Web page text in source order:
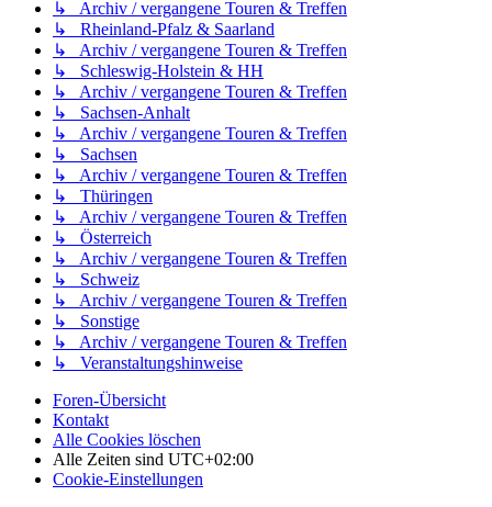
↳ Archiv / vergangene Touren & Treffen
↳ Rheinland-Pfalz & Saarland
↳ Archiv / vergangene Touren & Treffen
↳ Schleswig-Holstein & HH
↳ Archiv / vergangene Touren & Treffen
↳ Sachsen-Anhalt
↳ Archiv / vergangene Touren & Treffen
↳ Sachsen
↳ Archiv / vergangene Touren & Treffen
↳ Thüringen
↳ Archiv / vergangene Touren & Treffen
↳ Österreich
↳ Archiv / vergangene Touren & Treffen
↳ Schweiz
↳ Archiv / vergangene Touren & Treffen
↳ Sonstige
↳ Archiv / vergangene Touren & Treffen
↳ Veranstaltungshinweise
Foren-Übersicht
Kontakt
Alle Cookies löschen
Alle Zeiten sind UTC+02:00
Cookie-Einstellungen